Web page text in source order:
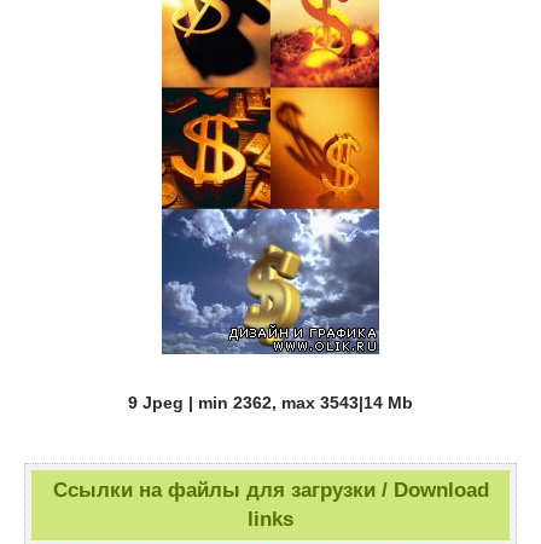
9 Jpeg | min 2362, max 3543|14 Mb
Ссылки на файлы для загрузки / Download
links